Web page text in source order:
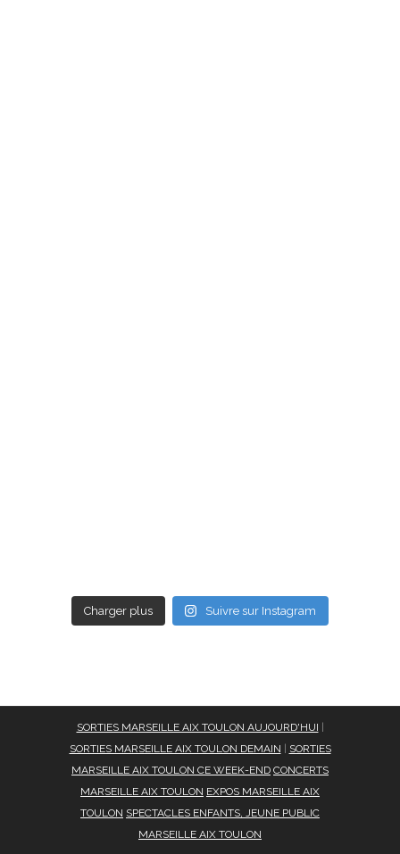
Charger plus Suivre sur Instagram
SORTIES MARSEILLE AIX TOULON AUJOURD'HUI
SORTIES MARSEILLE AIX TOULON DEMAIN
SORTIES
MARSEILLE AIX TOULON CE WEEK-END CONCERTS
MARSEILLE AIX TOULON EXPOS MARSEILLE AIX
TOULON SPECTACLES ENFANTS, JEUNE PUBLIC
MARSEILLE AIX TOULON